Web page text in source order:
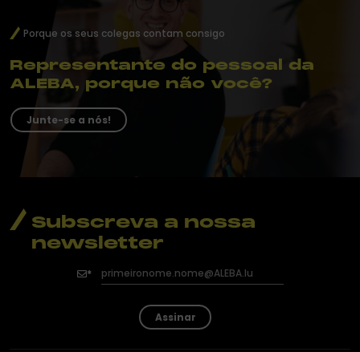
Porque os seus colegas contam consigo
Representante do pessoal da
ALEBA, porque não você?
Junte-se a nós!
Subscreva a nossa
newsletter
Assinar